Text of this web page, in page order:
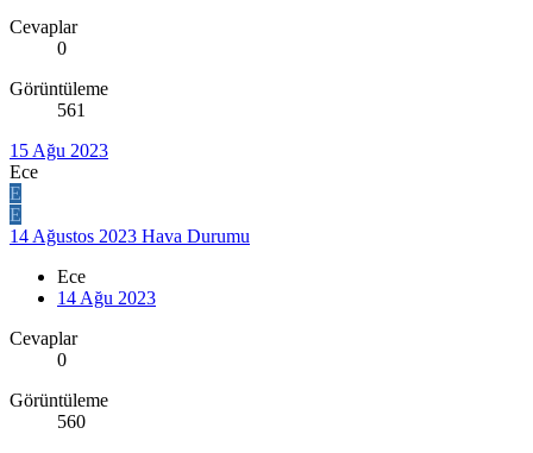
Cevaplar
0
Görüntüleme
561
15 Ağu 2023
Ece
E
E
14 Ağustos 2023 Hava Durumu
Ece
14 Ağu 2023
Cevaplar
0
Görüntüleme
560